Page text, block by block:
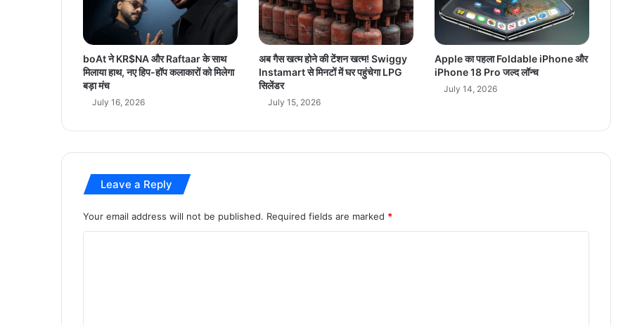
boAt ने KR$NA और Raftaar के साथ
मिलाया हाथ, नए हिप-हॉप कलाकारों को मिलेगा
बड़ा मंच
July 16, 2026
अब गैस खत्म होने की टेंशन खत्म! Swiggy
Instamart से मिनटों में घर पहुंचेगा LPG
सिलेंडर
July 15, 2026
Apple का पहला Foldable iPhone और
iPhone 18 Pro जल्द लॉन्च
July 14, 2026
Leave a Reply
Your email address will not be published. Required fields are marked *